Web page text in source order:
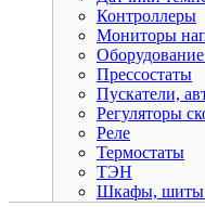
Контроллеры
Мониторы
Прессостаты
Пускатели,
Регуляторы
Реле
Термостаты
ТЭН
Шкафы, шиты